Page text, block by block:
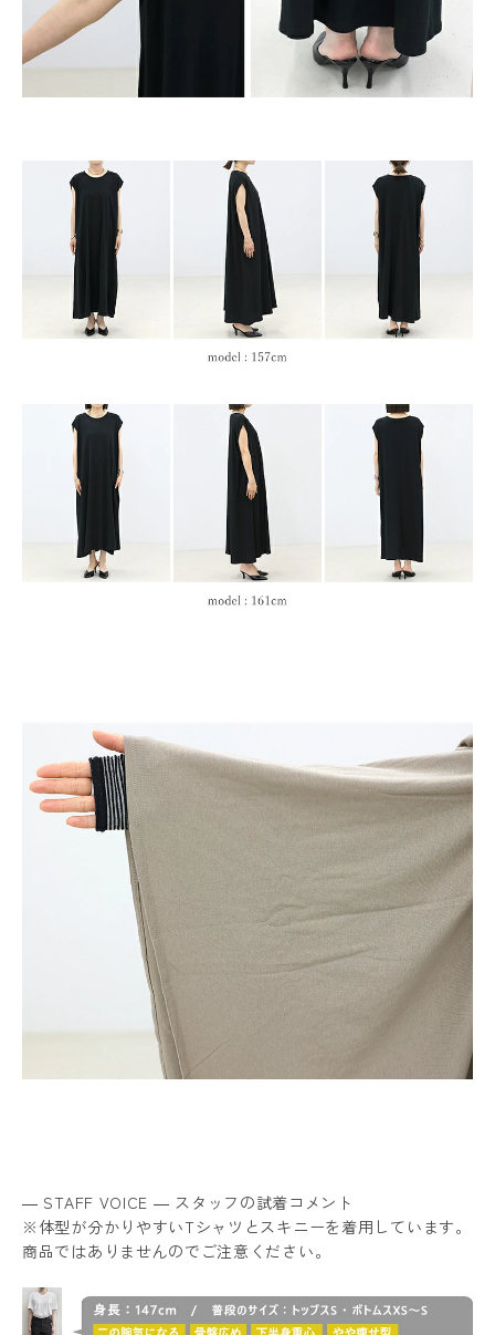
― STAFF VOICE ― スタッフの試着コメント
※体型が分かりやすいTシャツとスキニーを着用しています。
商品ではありませんのでご注意ください。